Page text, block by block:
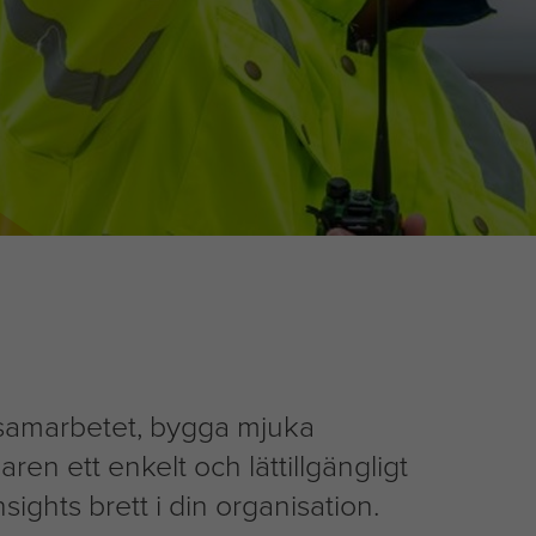
bygga mjuka
ett enkelt och lättillgängligt
brett i din organisation.